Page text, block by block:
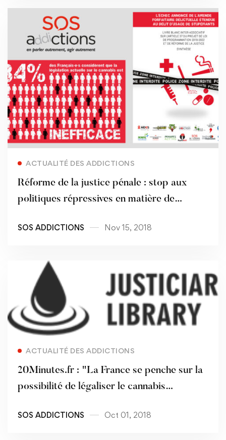
ACTUALITÉ DES ADDICTIONS
Réforme de la justice pénale : stop aux
politiques répressives en matière de
SOS ADDICTIONS Nov 15, 2018
ACTUALITÉ DES ADDICTIONS
20Minutes.fr : "La France se penche sur la
possibilité de légaliser le cannabis
SOS ADDICTIONS Oct 01, 2018